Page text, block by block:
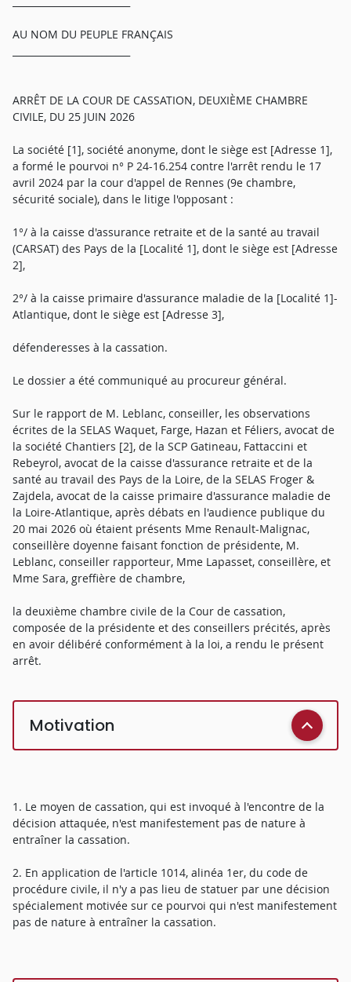
AU NOM DU PEUPLE FRANÇAIS
ARRÊT DE LA COUR DE CASSATION, DEUXIÈME CHAMBRE
CIVILE, DU 25 JUIN 2026
La société [1], société anonyme, dont le siège est [Adresse 1],
a formé le pourvoi n° P 24-16.254 contre l'arrêt rendu le 17
avril 2024 par la cour d'appel de Rennes (9e chambre,
sécurité sociale), dans le litige l'opposant :
1°/ à la caisse d'assurance retraite et de la santé au travail
(CARSAT) des Pays de la [Localité 1], dont le siège est [Adresse
2],
2°/ à la caisse primaire d'assurance maladie de la [Localité 1]-
Atlantique, dont le siège est [Adresse 3],
défenderesses à la cassation.
Le dossier a été communiqué au procureur général.
Sur le rapport de M. Leblanc, conseiller, les observations
écrites de la SELAS Waquet, Farge, Hazan et Féliers, avocat de
la société Chantiers [2], de la SCP Gatineau, Fattaccini et
Rebeyrol, avocat de la caisse d'assurance retraite et de la
santé au travail des Pays de la Loire, de la SELAS Froger &
Zajdela, avocat de la caisse primaire d'assurance maladie de
la Loire-Atlantique, après débats en l'audience publique du
20 mai 2026 où étaient présents Mme Renault-Malignac,
conseillère doyenne faisant fonction de présidente, M.
Leblanc, conseiller rapporteur, Mme Lapasset, conseillère, et
Mme Sara, greffière de chambre,
la deuxième chambre civile de la Cour de cassation,
composée de la présidente et des conseillers précités, après
en avoir délibéré conformément à la loi, a rendu le présent
arrêt.
Motivation
1. Le moyen de cassation, qui est invoqué à l'encontre de la
décision attaquée, n'est manifestement pas de nature à
entraîner la cassation.
2. En application de l'article 1014, alinéa 1er, du code de
procédure civile, il n'y a pas lieu de statuer par une décision
spécialement motivée sur ce pourvoi qui n'est manifestement
pas de nature à entraîner la cassation.